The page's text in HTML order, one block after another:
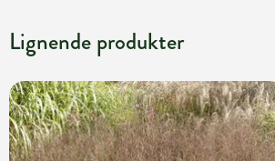
Lignende produkter